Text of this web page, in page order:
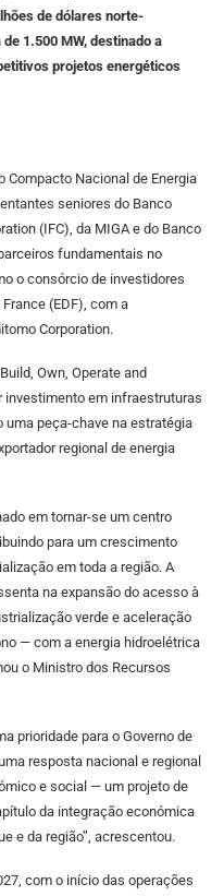
de dólares norte-
1.500 MW, destinado a
projetos energéticos
Compacto Nacional de Energia
seniores do Banco
(IFC), da MIGA e do Banco
fundamentais no
o consórcio de investidores
(EDF), com a
Corporation.
Own, Operate and
em infraestruturas
uma peça-chave na estratégia
regional de energia
em tornar-se um centro
para um crescimento
em toda a região. A
na expansão do acesso à
verde e aceleração
— com a energia hidroelétrica
o Ministro dos Recursos
prioridade para o Governo de
resposta nacional e regional
e social — um projeto de
da integração económica
e da região”, acrescentou.
com o início das operações